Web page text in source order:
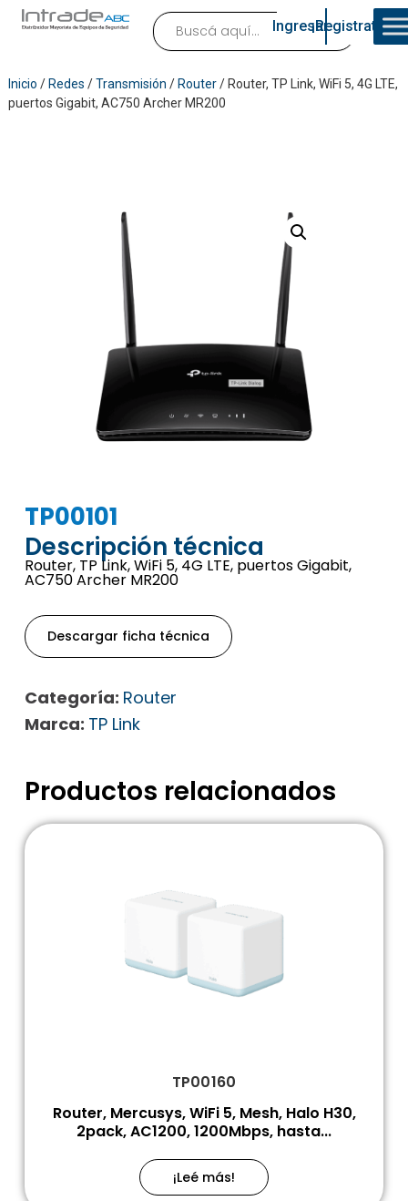
Ingresar¡Registrate!
Inicio / Redes /Transmisión / Router/ Router, TP Link, WiFi 5, 4G LTE,
puertos Gigabit, AC750 Archer MR200
TP00101
Descripción técnica
Router, TP Link, WiFi 5, 4G LTE, puertos Gigabit,
AC750 Archer MR200
Descargar ficha técnica
Categoría: Router
Marca: TP Link
Productos relacionados
TP00160
Router, Mercusys, WiFi 5, Mesh, Halo H30,
2pack, AC1200, 1200Mbps, hasta...
¡Leé más!